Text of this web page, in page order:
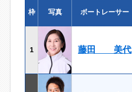
枠 写真 ボートレーサー
1 藤田 美代